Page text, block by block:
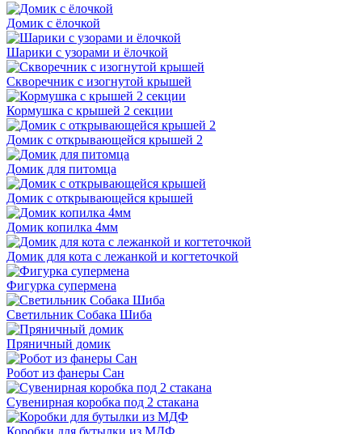
Домик с ёлочкой
Шарики с узорами и ёлочкой
Скворечник с изогнутой крышей
Кормушка с крышей 2 секции
Домик с открывающейся крышей 2
Домик для питомца
Домик с открывающейся крышей
Домик копилка 4мм
Домик для кота с лежанкой и когтеточкой
Фигурка супермена
Светильник Собака Шиба
Пряничный домик
Робот из фанеры Сан
Сувенирная коробка под 2 стакана
Коробки для бутылки из МДФ